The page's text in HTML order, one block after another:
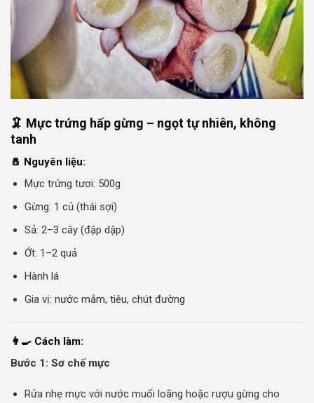
🦑 Mực trứng hấp gừng – ngọt tự nhiên, không
tanh
🧂 Nguyên liệu:
Mực trứng tươi: 500g
Gừng: 1 củ (thái sợi)
Sả: 2–3 cây (đập dập)
Ớt: 1–2 quả
Hành lá
Gia vị: nước mắm, tiêu, chút đường
👩‍🍳 Cách làm:
Bước 1: Sơ chế mực
Rửa nhẹ mực với nước muối loãng hoặc rượu gừng cho